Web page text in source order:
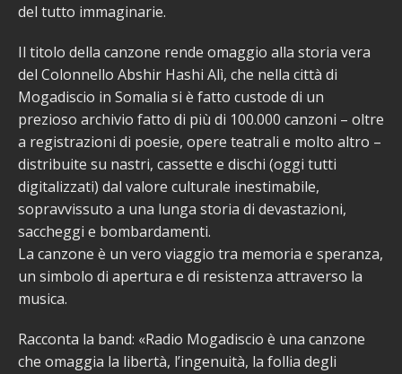
del tutto immaginarie.
Il titolo della canzone rende omaggio alla storia vera
del Colonnello Abshir Hashi Alì, che nella città di
Mogadiscio in Somalia si è fatto custode di un
prezioso archivio fatto di più di 100.000 canzoni – oltre
a registrazioni di poesie, opere teatrali e molto altro –
distribuite su nastri, cassette e dischi (oggi tutti
digitalizzati) dal valore culturale inestimabile,
sopravvissuto a una lunga storia di devastazioni,
saccheggi e bombardamenti.
La canzone è un vero viaggio tra memoria e speranza,
un simbolo di apertura e di resistenza attraverso la
musica.
Racconta la band: «Radio Mogadiscio è una canzone
che omaggia la libertà, l’ingenuità, la follia degli